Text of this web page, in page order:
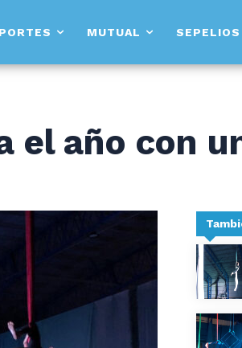
MUTUAL SEPELIOS
el año con